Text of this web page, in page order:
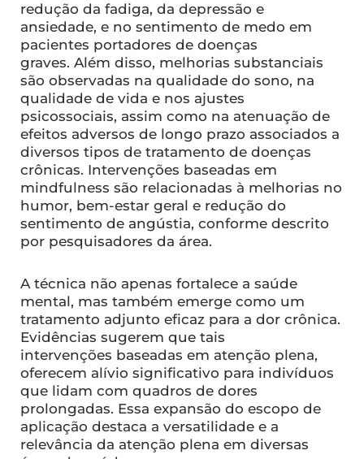
redução da fadiga, da depressão e
ansiedade, e no sentimento de medo em
pacientes portadores de doenças
graves. Além disso, melhorias substanciais
são observadas na qualidade do sono, na
qualidade de vida e nos ajustes
psicossociais, assim como na atenuação de
efeitos adversos de longo prazo associados a
diversos tipos de tratamento de doenças
crônicas. Intervenções baseadas em
mindfulness são relacionadas à melhorias no
humor, bem-estar geral e redução do
sentimento de angústia, conforme descrito
por pesquisadores da área.
A técnica não apenas fortalece a saúde
mental, mas também emerge como um
tratamento adjunto eficaz para a dor crônica.
Evidências sugerem que tais
intervenções baseadas em atenção plena,
oferecem alívio significativo para indivíduos
que lidam com quadros de dores
prolongadas. Essa expansão do escopo de
aplicação destaca a versatilidade e a
relevância da atenção plena em diversas